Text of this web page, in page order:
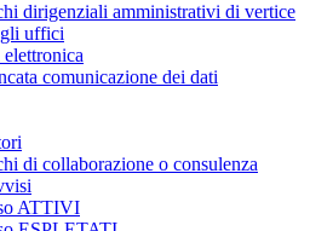
dirigenziali amministrativi di vertice
uffici
comunicazione dei dati
di collaborazione o consulenza
ATTIVI